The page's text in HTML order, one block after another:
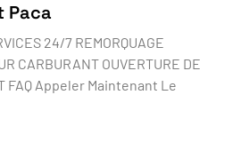
Paca
24/7 REMORQUAGE
CARBURANT OUVERTURE DE
FAQ Appeler Maintenant Le